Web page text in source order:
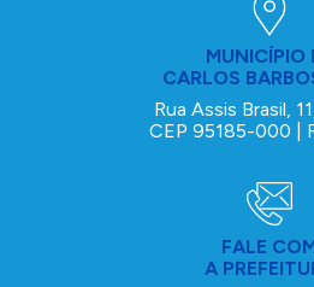
MUNICÍPIO
CARLOS
Rua Assis Brasil,
CEP 95185-000 |
FALE
A